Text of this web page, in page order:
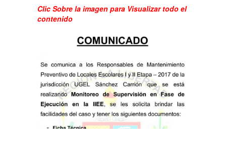
Clic Sobre la imagen para Visualizar todo el
contenido